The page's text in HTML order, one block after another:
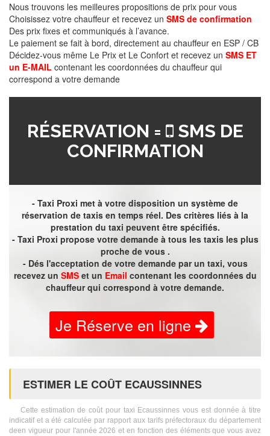
Nous trouvons les meilleures propositions de prix pour vous
Choisissez votre chauffeur et recevez un SMS de confirmation
Des prix fixes et communiqués à l’avance.
Le paiement se fait à bord, directement au chauffeur en ESP / CB
Décidez-vous même Le Prix et Le Confort et recevez un SMS ET
un E-MAIL contenant les coordonnées du chauffeur qui
correspond a votre demande
RÉSERVATION =
SMS DE
CONFIRMATION
- Taxi Proxi met à votre disposition un système de
réservation de taxis en temps réel. Des critères liés à la
prestation du taxi peuvent être spécifiés.
- Taxi Proxi propose votre demande à tous les taxis les plus
proche de vous .
- Dés l'acceptation de votre demande par un taxi, vous
recevez un SMSet un Email contenant les coordonnées du
chauffeur qui correspond à votre demande.
Je Réserve en ligne
ESTIMER LE COÛT ECAUSSINNES
Cette estimation de coût pour taxi Ecaussinnes vous est donnée à titre
indicatif et a été calculée par rapport aux tarifs préfectoraux du département
deen vigueur pour l'année 2026 et en fonction des éléments que vous avez